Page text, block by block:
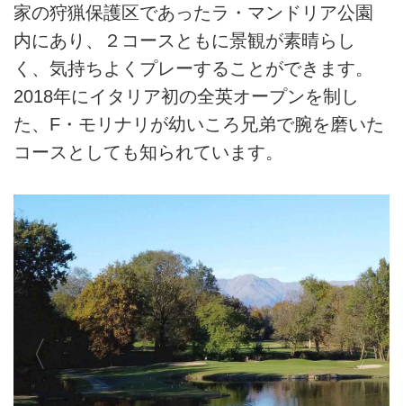
家の狩猟保護区であったラ・マンドリア公園
内にあり、２コースともに景観が素晴らし
く、気持ちよくプレーすることができます。
2018年にイタリア初の全英オープンを制し
た、F・モリナリが幼いころ兄弟で腕を磨いた
コースとしても知られています。